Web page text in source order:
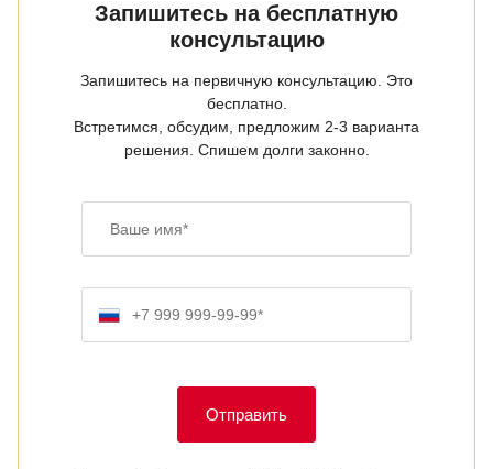
Запишитесь на бесплатную
консультацию
Запишитесь на первичную консультацию. Это
бесплатно.
Встретимся, обсудим, предложим 2-3 варианта
решения. Спишем долги законно.
Отправить